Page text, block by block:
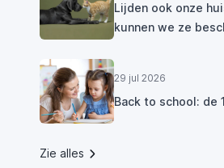
Lijden ook onze
kunnen we ze
29 jul 2026
Back to school: de
Zie alles